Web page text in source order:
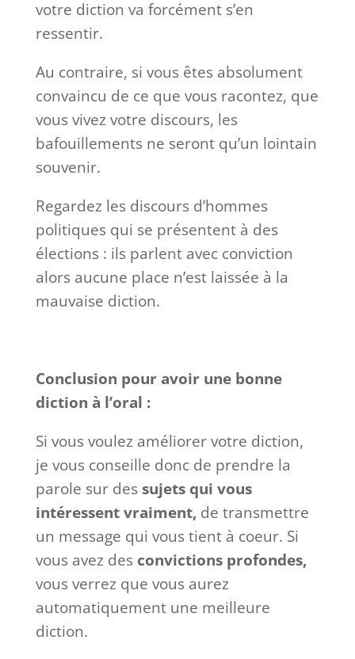
votre diction va forcément s’en
ressentir.
Au contraire, si vous êtes absolument
convaincu de ce que vous racontez, que
vous vivez votre discours, les
bafouillements ne seront qu’un lointain
souvenir.
Regardez les discours d’hommes
politiques qui se présentent à des
élections : ils parlent avec conviction
alors aucune place n’est laissée à la
mauvaise diction.
Conclusion pour avoir une bonne
diction à l’oral :
Si vous voulez améliorer votre diction,
je vous conseille donc de prendre la
parole sur des sujets qui vous
intéressent vraiment,de transmettre
un message qui vous tient à coeur. Si
vous avez des convictions profondes,
vous verrez que vous aurez
automatiquement une meilleure
diction.